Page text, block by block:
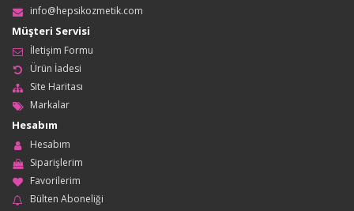
info@hepsikozmetik.com
Müşteri Servisi
İletişim Formu
Ürün İadesi
Site Haritası
Markalar
Hesabım
Hesabım
Siparişlerim
Favorilerim
Bülten Aboneliği